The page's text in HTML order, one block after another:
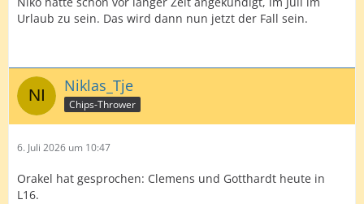
Urlaub zu sein. Das wird dann nun jetzt der Fall sein.
Niklas_Tje
Chips-Thrower
6. Juli 2026 um 10:47
Orakel hat gesprochen: Clemens und Gotthardt heute in
L16.